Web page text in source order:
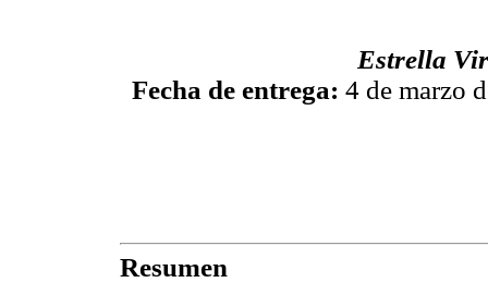
Estrella
Fecha de entrega: 4 de marzo
Resumen